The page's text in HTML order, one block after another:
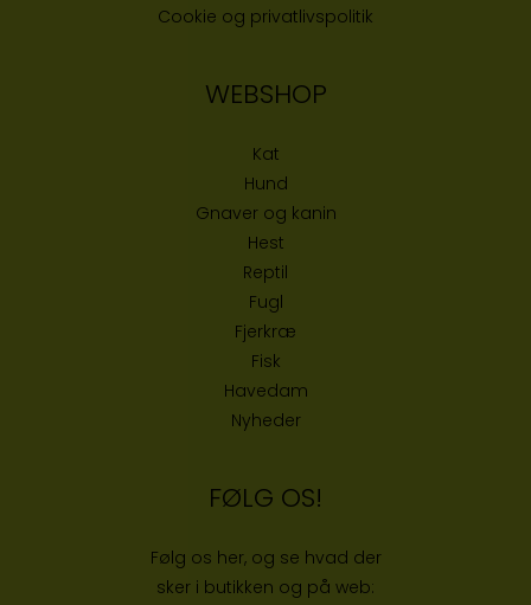
Cookie og privatlivspolitik
WEBSHOP
Kat
Hund
Gnaver og kanin
Hest
Reptil
Fugl
Fjerkræ
Fisk
Havedam
Nyheder
FØLG OS!
Følg os her, og se hvad der
sker i butikken og på web: